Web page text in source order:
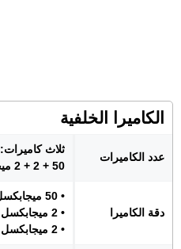
الكاميرا الخلفية
عدد الكاميرات
ثلاث كاميرات:
50 + 2 + 2 ميجابكسل
دقة الكاميرا
• 50 ميجابكسل: كاميرا رئيسية
• 2 ميجابكسل: تصوير الماكرو
• 2 ميجابكسل: عزل الخلفية